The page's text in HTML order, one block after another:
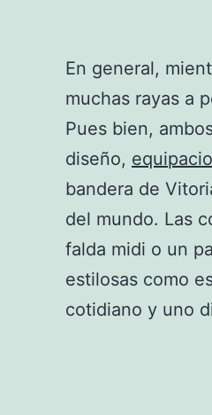
En general,
muchas rayas a
Pues bien,
diseño,
bandera de
del mundo. Las
falda midi o un
estilosas como
cotidiano y uno